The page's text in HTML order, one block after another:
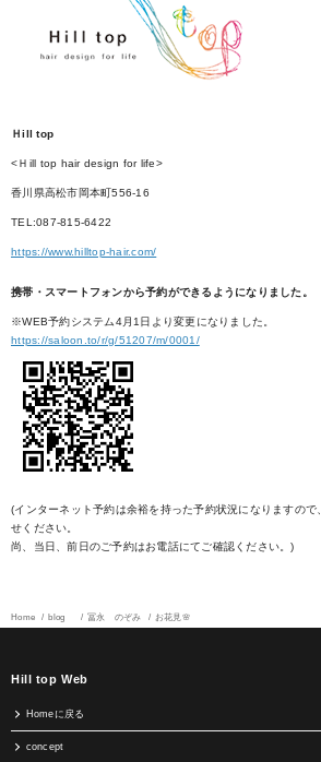
Ｈill top
<Ｈill top hair design for life>
香川県高松市岡本町556-16
TEL:087-815-6422
https://www.hilltop-hair.com/
携帯・スマートフォンから予約ができるようになりました。
※WEB予約システム4月1日より変更になりました。
https://saloon.to/r/g/51207/m/0001/
(インターネット予約は余裕を持った予約状況になりますの
せください。
尚、当日、前日のご予約はお電話にてご確認ください。)
Home blog 冨永 のぞみ お花見🌸
Hill top Web
Homeに戻る
concept